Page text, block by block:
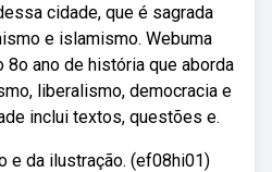
cidade, que é sagrada
e islamismo. Webuma
8o ano de história que aborda
liberalismo, democracia e
inclui textos, questões e.
e da ilustração. (ef08hi01)